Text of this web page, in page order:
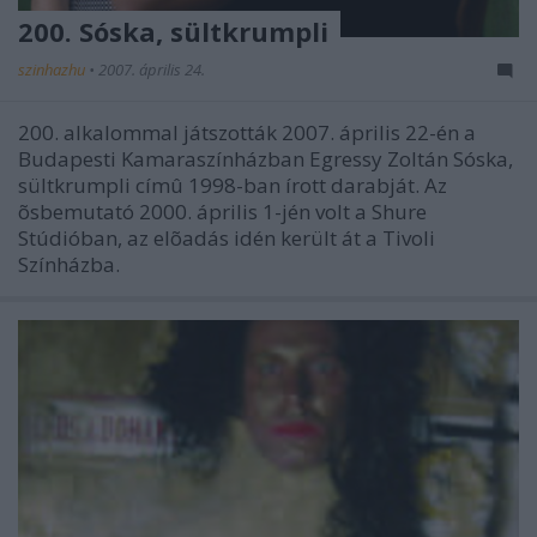
200. Sóska, sültkrumpli
szinhazhu • 2007. április 24.
200. alkalommal játszották 2007. április 22-én a
Budapesti Kamaraszínházban Egressy Zoltán Sóska,
sültkrumpli címû 1998-ban írott darabját. Az
õsbemutató 2000. április 1-jén volt a Shure
Stúdióban, az elõadás idén került át a Tivoli
Színházba.